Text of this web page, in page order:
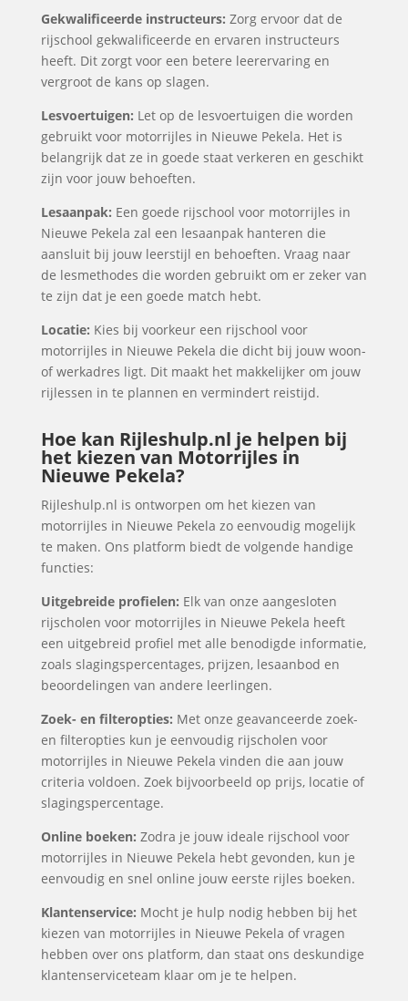
Gekwalificeerde instructeurs: Zorg ervoor dat de
rijschool gekwalificeerde en ervaren instructeurs
heeft. Dit zorgt voor een betere leerervaring en
vergroot de kans op slagen.
Lesvoertuigen: Let op de lesvoertuigen die worden
gebruikt voor motorrijles in Nieuwe Pekela. Het is
belangrijk dat ze in goede staat verkeren en geschikt
zijn voor jouw behoeften.
Lesaanpak: Een goede rijschool voor motorrijles in
Nieuwe Pekela zal een lesaanpak hanteren die
aansluit bij jouw leerstijl en behoeften. Vraag naar
de lesmethodes die worden gebruikt om er zeker van
te zijn dat je een goede match hebt.
Locatie: Kies bij voorkeur een rijschool voor
motorrijles in Nieuwe Pekela die dicht bij jouw woon-
of werkadres ligt. Dit maakt het makkelijker om jouw
rijlessen in te plannen en vermindert reistijd.
Hoe kan Rijleshulp.nl je helpen bij
het kiezen van Motorrijles in
Nieuwe Pekela?
Rijleshulp.nl is ontworpen om het kiezen van
motorrijles in Nieuwe Pekela zo eenvoudig mogelijk
te maken. Ons platform biedt de volgende handige
functies:
Uitgebreide profielen: Elk van onze aangesloten
rijscholen voor motorrijles in Nieuwe Pekela heeft
een uitgebreid profiel met alle benodigde informatie,
zoals slagingspercentages, prijzen, lesaanbod en
beoordelingen van andere leerlingen.
Zoek- en filteropties: Met onze geavanceerde zoek-
en filteropties kun je eenvoudig rijscholen voor
motorrijles in Nieuwe Pekela vinden die aan jouw
criteria voldoen. Zoek bijvoorbeeld op prijs, locatie of
slagingspercentage.
Online boeken: Zodra je jouw ideale rijschool voor
motorrijles in Nieuwe Pekela hebt gevonden, kun je
eenvoudig en snel online jouw eerste rijles boeken.
Klantenservice: Mocht je hulp nodig hebben bij het
kiezen van motorrijles in Nieuwe Pekela of vragen
hebben over ons platform, dan staat ons deskundige
klantenserviceteam klaar om je te helpen.